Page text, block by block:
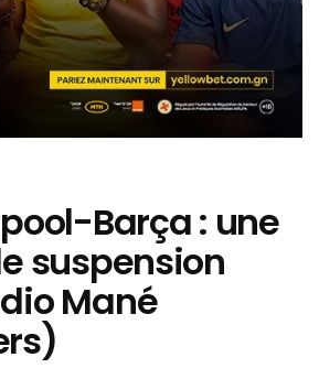
Barça : une
suspension
Mané